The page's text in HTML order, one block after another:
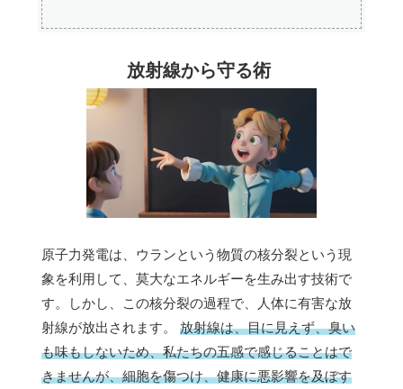
放射線から守る術
原子力発電は、ウランという物質の核分裂という現
象を利用して、莫大なエネルギーを生み出す技術で
す。しかし、この核分裂の過程で、人体に有害な放
射線が放出されます。 放射線は、目に見えず、臭い
も味もしないため、私たちの五感で感じることはで
きませんが、細胞を傷つけ、健康に悪影響を及ぼす